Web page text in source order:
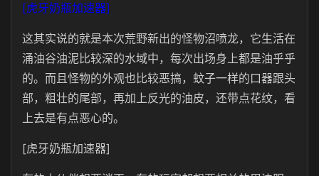
[虎牙奶瓶加速器]
这其实说的就是本次荒野新出的怪物沼喷龙，它生活在
涌油谷油泥比较深的水域中，每次出场身上都是油乎乎
的。而且怪物的外观也比较恶搞，蚊子一样的口器跟头
部，粗壮的尾部，再加上反光的油皮，还带点花纹，看
上去是有点恶心的。
[虎牙奶瓶加速器]